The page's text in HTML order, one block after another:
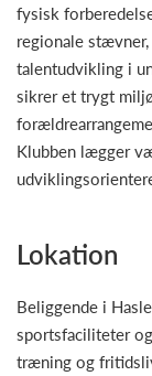
fysisk
regionale
talentudvikling i
sikrer et trygt
Klubben lægger
Lokation
Beliggende i
sportsfaciliteter
træning og